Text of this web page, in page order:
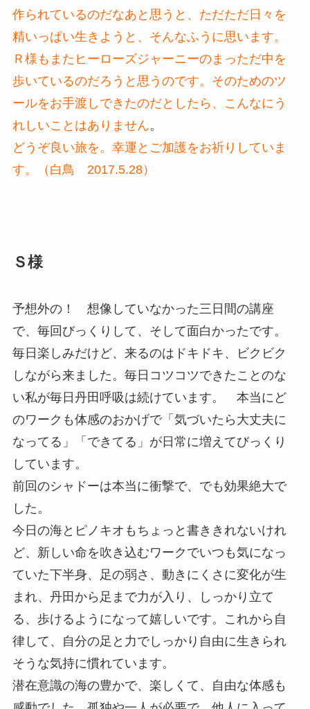
作られているのだなあと思うと、ただただ日々を
精いっぱい生きようと、そんなふうに思います。
Ｒ様もまたヒーローズジャーニーのまっただ中を
歩いているのだろうと思うのです。そのためのツ
ールをお手渡しできたのだとしたら、こんなにう
れしいことはありません。
どうぞ良い旅を。幸運とご加護をお祈りしていま
す。（白鳥 2017.5.28）
Ｓ様
予想外の！ 想像していなかった三日間の講座
で、毎回びっくりして、そして面白かったです。
毎日楽しみだけど、来るのはドキドキ、ビクビク
しながら来ました。毎日コツコツできたことのな
い私が毎日丹田呼吸は続けています。 本当にど
のワークも体感のおかげで「気づいたら大丈夫に
なってる」「できてる」が日常に増えてびっくり
しています。
前回のシャドーは本当に衝撃で、でも効果絶大で
した。
今日の海とピノキオもちょっと書ききれないけれ
ど、新しい命を吹き込むワークでいつも気になっ
ていた下半身、足の弱さ、動きにくさに変化が生
まれ、丹田から足まで力が入り、しっかり立て
る、歩けるようになって嬉しいです。これから自
律して、自分の足と力でしっかり自由に生きられ
そうな気持に慣れています。
潜在意識の海の豊かで、楽しくて、自由な体感も